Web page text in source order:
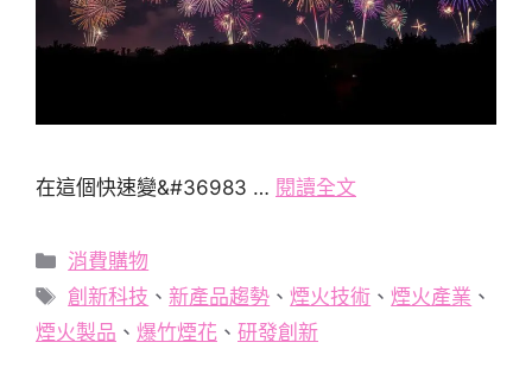
在這個快速變&#36983 … 閱讀全文
分
類
消費購物
標
籤
創新科技 、新產品趨勢 、煙火技術 、煙火產業 、
煙火製品 、 爆竹煙花 、 研發創新